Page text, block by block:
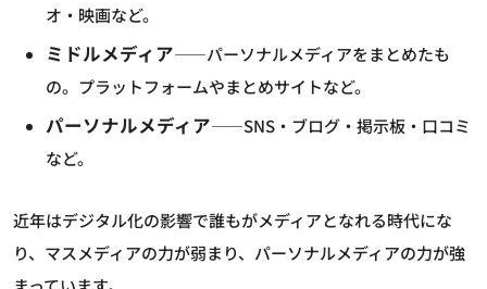
オ・映画など。
ミドルメディア――パーソナルメディアをまとめたも
の。プラットフォームやまとめサイトなど。
パーソナルメディア――SNS・ブログ・掲示板・口コミ
など。
近年はデジタル化の影響で誰もがメディアとなれる時代にな
り、マスメディアの力が弱まり、パーソナルメディアの力が強